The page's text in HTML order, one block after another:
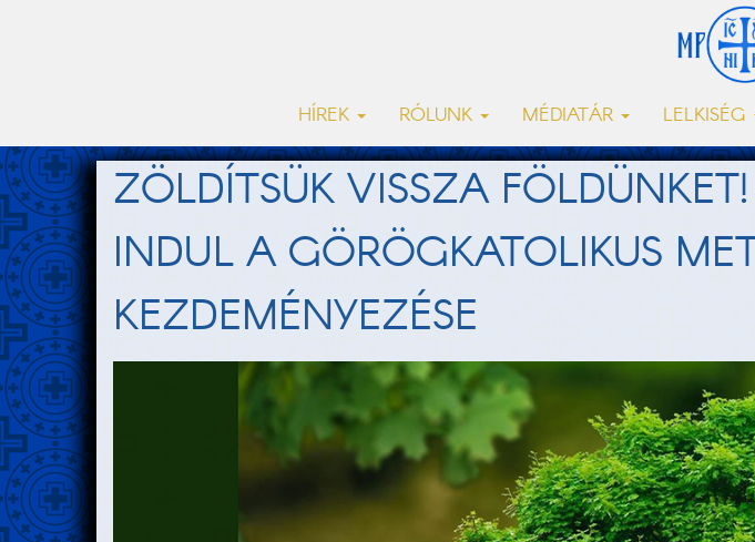
HÍREK RÓLUNK MÉDIATÁR LELKISÉG
ZÖLDÍTSÜK VISSZA
INDUL A GÖRÖGKATOLIKUS
KEZDEMÉNYEZÉSE